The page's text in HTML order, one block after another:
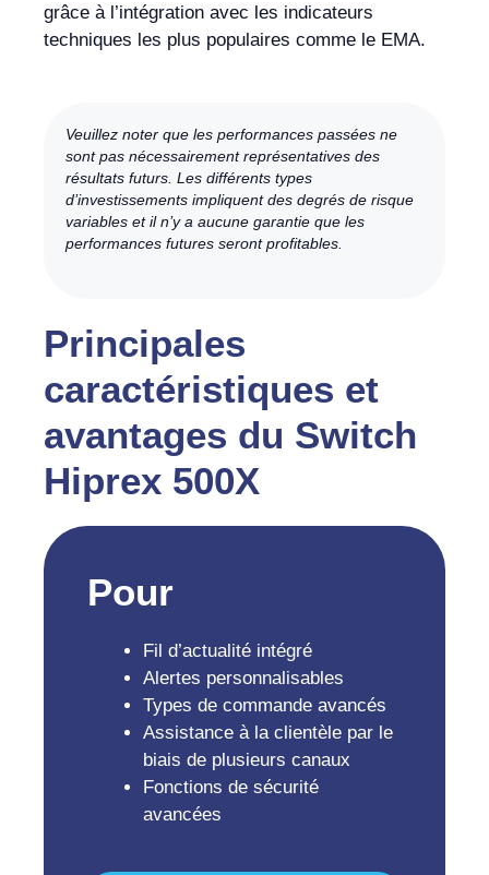
grâce à l’intégration avec les indicateurs
techniques les plus populaires comme le EMA.
Veuillez noter que les performances passées ne
sont pas nécessairement représentatives des
résultats futurs. Les différents types
d’investissements impliquent des degrés de risque
variables et il n’y a aucune garantie que les
performances futures seront profitables.
Principales
caractéristiques et
avantages du Switch
Hiprex 500X
Pour
Fil d’actualité intégré
Alertes personnalisables
Types de commande avancés
Assistance à la clientèle par le
biais de plusieurs canaux
Fonctions de sécurité
avancées